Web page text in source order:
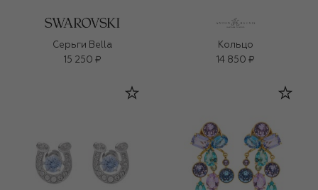
Серьги Bella
15 250 ₽
Кольцо
14 850 ₽